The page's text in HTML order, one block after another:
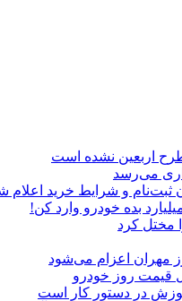
می‌رسد
و شرایط خرید اعلام
مختل کرد
قیمت روز خودرو
در دستور کار است